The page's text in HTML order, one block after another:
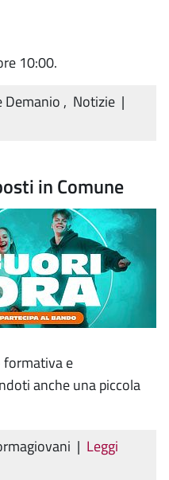
10:00.
Demanio , Notizie |
in Comune
e
anche una piccola
| Leggi